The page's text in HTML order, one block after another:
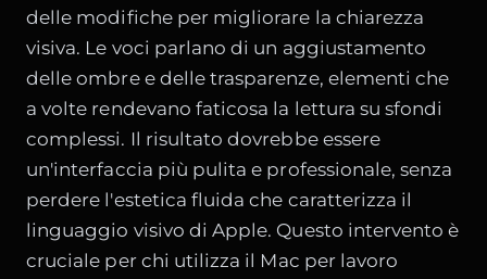
delle modifiche per migliorare la chiarezza
visiva. Le voci parlano di un aggiustamento
delle ombre e delle trasparenze, elementi che
a volte rendevano faticosa la lettura su sfondi
complessi. Il risultato dovrebbe essere
un'interfaccia più pulita e professionale, senza
perdere l'estetica fluida che caratterizza il
linguaggio visivo di Apple. Questo intervento è
cruciale per chi utilizza il Mac per lavoro